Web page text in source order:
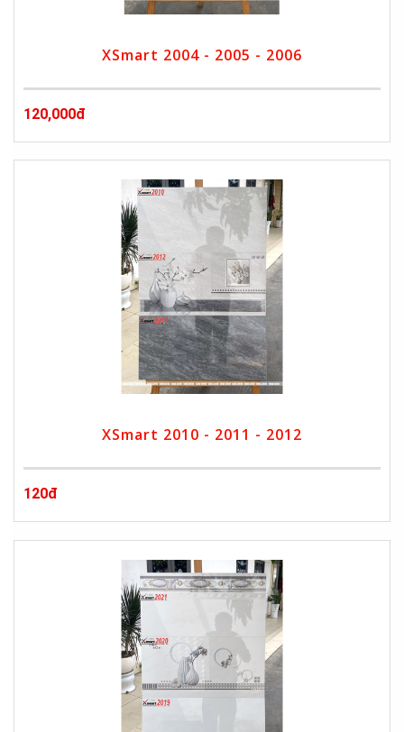
XSmart 2004 - 2005 - 2006
120,000đ
XSmart 2010 - 2011 - 2012
120đ